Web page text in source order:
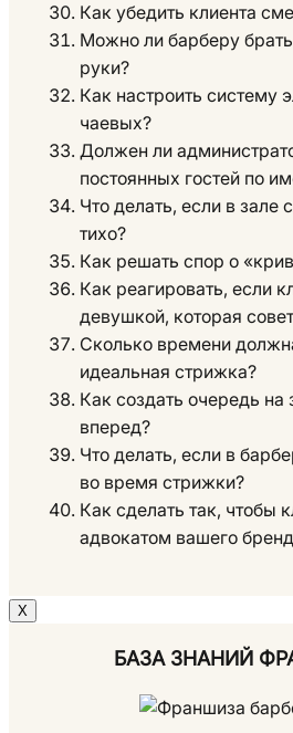
Как убедить клиента
Можно ли барберу
руки?
Как настроить систему
чаевых?
Должен ли
постоянных гостей по
Что делать, если в
тихо?
Как решать спор о
Как реагировать, если
девушкой, которая
Сколько времени
идеальная стрижка?
Как создать очередь на
вперед?
Что делать, если в
во время стрижки?
Как сделать так, чтобы
адвокатом вашего
Х
БАЗА ЗНАНИЙ